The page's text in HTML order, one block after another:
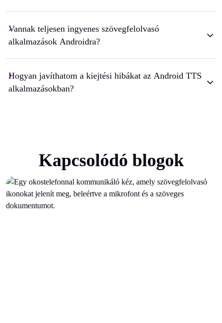
Vannak teljesen ingyenes szövegfelolvasó
alkalmazások Androidra?
Hogyan javíthatom a kiejtési hibákat az Android TTS
alkalmazásokban?
Kapcsolódó blogok